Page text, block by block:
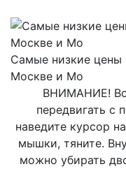
Самые низкие цены
Москве и Мо
ВНИМАНИЕ!
передвигать
наведите курсор
мышки, тяните.
можно убирать